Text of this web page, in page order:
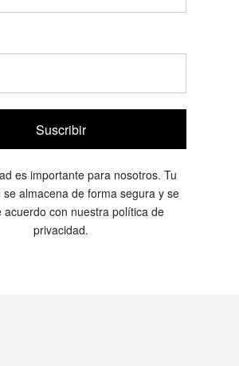
Suscribir
es importante para nosotros. Tu
se almacena de forma segura y se
acuerdo con nuestra política de
privacidad.